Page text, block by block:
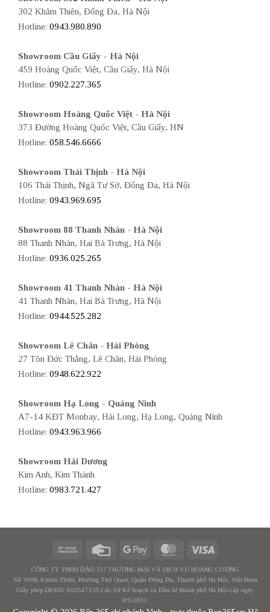
302 Khâm Thiên, Đống Đa, Hà Nội
Hotline: 0943.980.890
Showroom Cầu Giấy - Hà Nội
459 Hoàng Quốc Việt, Cầu Giấy, Hà Nội
Hotline: 0902.227.365
Showroom Hoàng Quốc Việt - Hà Nội
373 Đường Hoàng Quốc Việt, Cầu Giấy, HN
Hotline: 058.546.6666
Showroom Thái Thịnh - Hà Nội
106 Thái Thịnh, Ngã Tư Sở, Đống Đa, Hà Nội
Hotline: 0943.969.695
Showroom 88 Thanh Nhàn - Hà Nội
88 Thanh Nhàn, Hai Bà Trưng, Hà Nội
Hotline: 0936.025.265
Showroom 41 Thanh Nhàn - Hà Nội
41 Thanh Nhàn, Hai Bà Trưng, Hà Nội
Hotline: 0944.525.282
Showroom Lê Chân - Hải Phòng
27 Tôn Đức Thắng, Lê Chân, Hải Phòng
Hotline: 0948.622.922
Showroom Hạ Long - Quảng Ninh
A7-14 KĐT Monbay, Hải Long, Hạ Long, Quảng Ninh
Hotline: 0943.963.966
Showroom Hải Dương
Kim Anh, Kim Thành
Hotline: 0983.721.427
CÔNG TY TNHH ĐẦU TƯ THƯƠNG MẠI VÀ DỊCH VỤ HOÀNG CƯƠNG
Số 398B Khâm Thiên, Phường Thổ Quan, Quận Đống Đa, Thành phố Hà Nội, Việt Nam
Giấy phép ĐKKD: 0105475353 do Sở Kế hoạch và Đầu tư thành phố Hà Nội cấp ngày
8/9/2011